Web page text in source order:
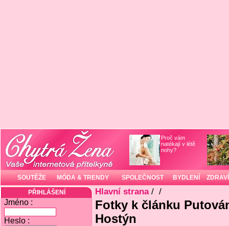
Proč vám
natékají v létě
nohy?
SOUTĚŽE MÓDA & TRENDY SPOLEČNOST BYDLENÍ ZDRAVÍ
PŘIHLÁŠENÍ
Jméno :
Heslo :
Hlavní strana/ /
Fotky k článku
Hostýn